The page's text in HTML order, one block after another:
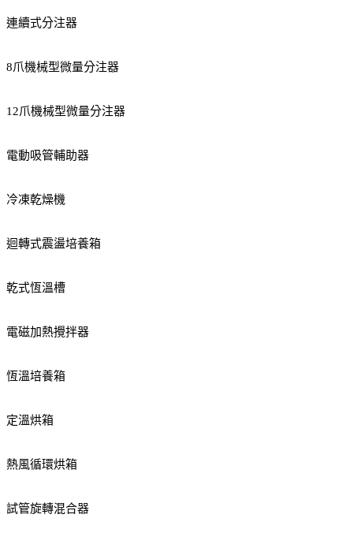
連續式分注器
8爪機械型微量分注器
12爪機械型微量分注器
電動吸管輔助器
冷凍乾燥機
迴轉式震盪培養箱
乾式恆溫槽
電磁加熱攪拌器
恆溫培養箱
定溫烘箱
熱風循環烘箱
試管旋轉混合器